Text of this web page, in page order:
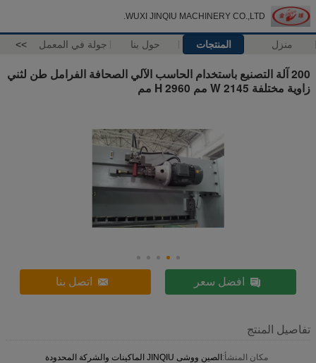
WUXI JINQIU MACHINERY CO.,LTD.
منزل المنتجات حول بنا جولة في المعمل >>
200 آلة التصنيع باستخدام الحاسب الآلي الصحافة الفرامل طن لثني
زاوية مختلفة W 2145 مم H 2960 مم
افضل سعر اتصل بنا
تفاصيل المنتج
مكان المنشأ:الصين ووشى JINQIU الماكينات والشركة المحدودة